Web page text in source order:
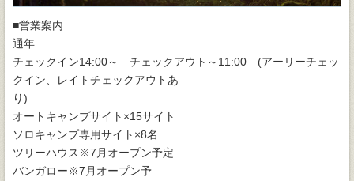
■営業案内
通年
チェックイン14:00～ チェックアウト～11:00 (アーリーチェッ
クイン、レイトチェックアウトあ
オートキャンプサイト×15サイト
ソロキャンプ専用サイト×8名
ツリーハウス※7月オープン予定
バンガロー※7月オープン予